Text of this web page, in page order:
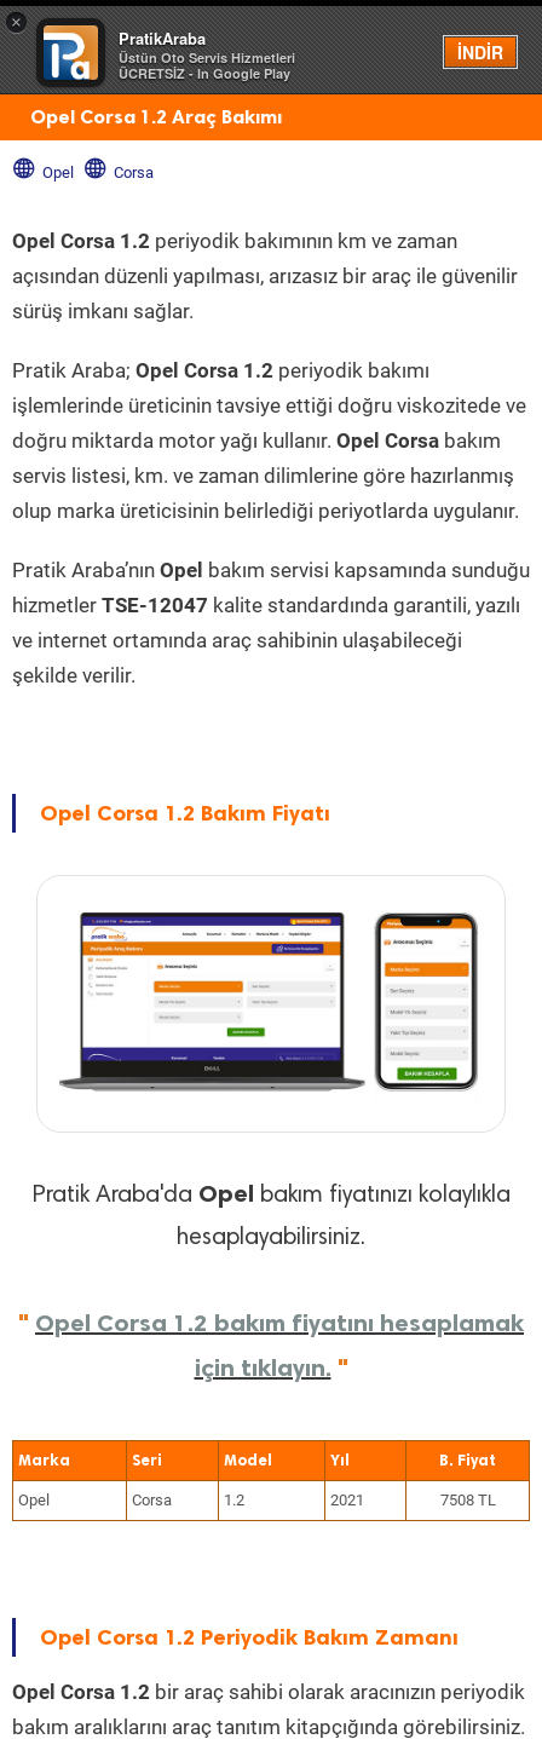
×
PratikAraba
Üstün Oto Servis Hizmetleri
ÜCRETSİZ - In Google Play
İNDİR
Menü
Opel Corsa 1.2 Araç Bakımı
Opel Corsa
Opel Corsa 1.2 periyodik bakımının km ve zaman
açısından düzenli yapılması, arızasız bir araç ile güvenilir
sürüş imkanı sağlar.
Pratik Araba; Opel Corsa 1.2 periyodik bakımı
işlemlerinde üreticinin tavsiye ettiği doğru viskozitede ve
doğru miktarda motor yağı kullanır. Opel Corsa bakım
servis listesi, km. ve zaman dilimlerine göre hazırlanmış
olup marka üreticisinin belirlediği periyotlarda uygulanır.
Pratik Araba’nın Opel bakım servisi kapsamında sunduğu
hizmetler TSE-12047 kalite standardında garantili, yazılı
ve internet ortamında araç sahibinin ulaşabileceği
şekilde verilir.
Opel Corsa 1.2 Bakım Fiyatı
Pratik Araba'da Opel bakım fiyatınızı kolaylıkla
hesaplayabilirsiniz.
" Opel Corsa 1.2 bakım fiyatını hesaplamak
için tıklayın. "
Marka Seri Model Yıl
Opel Corsa 1.2 2021 7508 TL
Opel Corsa 1.2 Periyodik Bakım Zamanı
Opel Corsa 1.2 bir araç sahibi olarak aracınızın periyodik
bakım aralıklarını araç tanıtım kitapçığında görebilirsiniz.